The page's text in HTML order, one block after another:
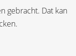
gebracht. Dat kan